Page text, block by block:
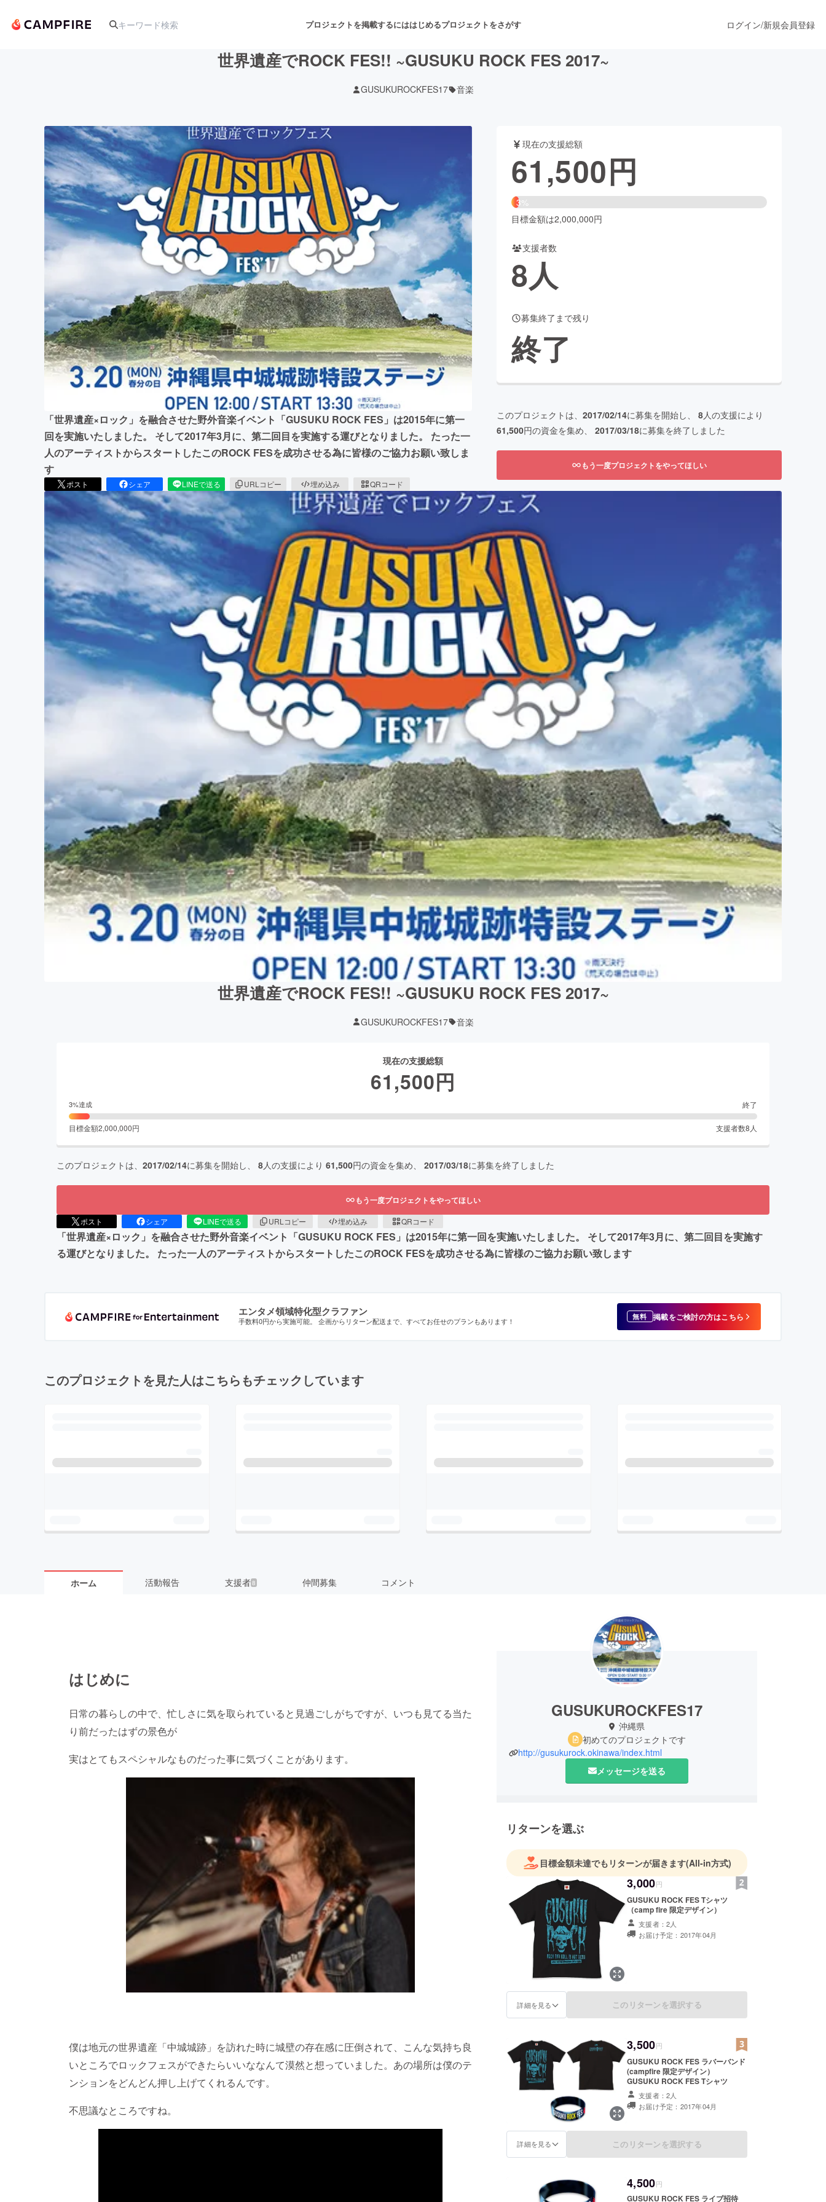
プロジェクトを掲載するにははじめるプロジェクトをさがす
アート・写真 音楽 舞台・パフォーマンス
テクノロジー・ガジェット ゲーム・サービス開発 ファッション
映像・映画 書籍・雑誌出版 アニメ・漫画
ビジネス・起業 チャレンジ ビューティー・ヘルスケア
まちづくり・地域活性化
CAMPFIRE for Social GoodCAMPFIRE Creation
CAMPFIREふるさと納税machi-yaコミュニティ
ログイン/新規会員登録
世界遺産でROCK FES!! ~GUSUKU ROCK FES 2017~
GUSUKUROCKFES17 音楽
「世界遺産×ロック」を融合させた野外音楽イベント「GUSUKU ROCK FES」は2015年に第一
回を実施いたしました。 そして2017年3月に、第二回目を実施する運びとなりました。 たった一
人のアーティストからスタートしたこのROCK FESを成功させる為に皆様のご協力お願い致しま
す
ポスト シェア LINEで送る URLコピー 埋め込み QRコード
現在の支援総額
61,500円
3%
目標金額は2,000,000円
支援者数
8人
募集終了まで残り
終了
このプロジェクトは、 2017/02/14に募集を開始し、 8人の支援により
61,500円の資金を集め、 2017/03/18に募集を終了しました
もう一度プロジェクトをやってほしい
世界遺産でROCK FES!! ~GUSUKU ROCK FES 2017~
GUSUKUROCKFES17 音楽
現在の支援総額
61,500円
3%達成 終了
目標金額2,000,000円 支援者数8 人
このプロジェクトは、 2017/02/14に募集を開始し、 8人の支援により 61,500円の資金を集め、 2017/03/18に募集を終了しました
もう一度プロジェクトをやってほしい
ポスト シェア LINEで送る URLコピー 埋め込み QRコード
「世界遺産×ロック」を融合させた野外音楽イベント「GUSUKU ROCK FES」は2015年に第一回を実施いたしました。 そして2017年3月に、第二回目を実施す
る運びとなりました。 たった一人のアーティストからスタートしたこのROCK FESを成功させる為に皆様のご協力お願い致します
エンタメ領域特化型クラファン
手数料0円から実施可能。 企画からリターン配送まで、すべてお任せのプランもあります！ 無料 掲載をご検討の方はこちら
このプロジェクトを見た人はこちらもチェックしています
ホーム 活動報告 支援者8 仲間募集 コメント
はじめに
日常の暮らしの中で、忙しさに気を取られていると見過ごしがちですが、いつも見てる当た
り前だったはずの景色が
実はとてもスペシャルなものだった事に気づくことがあります。
僕は地元の世界遺産「中城城跡」を訪れた時に城壁の存在感に圧倒されて、こんな気持ち良
いところでロックフェスができたらいいななんて漠然と想っていました。あの場所は僕のテ
ンションをどんどん押し上げてくれるんです。
不思議なところですね。
GUSUKUROCKFES17
沖縄県
初めてのプロジェクトです
http://gusukurock.okinawa/index.html
メッセージを送る
リターンを選ぶ
目標金額未達でもリターンが届きます(All-in方式)
3,000円
GUSUKU ROCK FES Tシャツ
（camp fire 限定デザイン）
支援者：2人
お届け予定：2017年04月
詳細を見る このリターンを選択する
3,500円
GUSUKU ROCK FES ラバーバンド
(campfire 限定デザイン）
GUSUKU ROCK FES Tシャツ
支援者：2人
お届け予定：2017年04月
詳細を見る このリターンを選択する
4,500円
GUSUKU ROCK FES ライブ招待